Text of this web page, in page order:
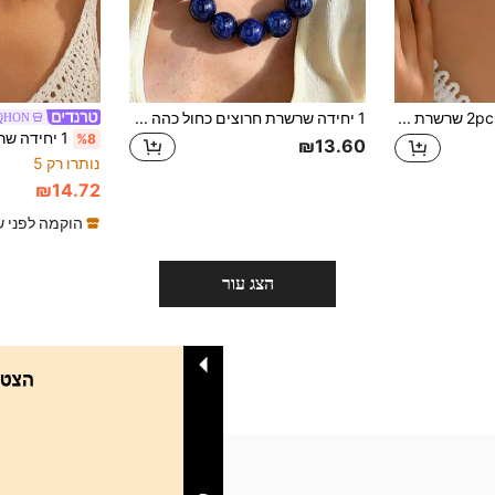
2pcs/Set שרשרת חרוצים מעוצבת עם פרחי חמניות צבעוניים, ניתן ללבוש בנפרד או בשכבות, מתאימה ליומיום, לחוף, למסיבות, תכשיטי נשים 1 יחידה שרשרת חרוצים כחול כהה מוגזמת ובולטת בשכבות, מתאימה לנשים - שרשרת כדורית גדולה תכשיט בוהמי
₪13.60
%8
נותרו רק 5
₪14.72
הוקמה לפני
הצג עור